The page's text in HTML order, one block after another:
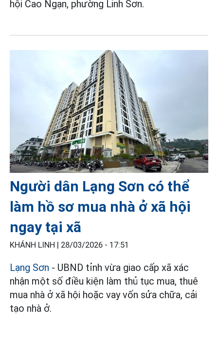
hội Cao Ngạn, phường Linh Sơn.
Người dân Lạng Sơn có thể
làm hồ sơ mua nhà ở xã hội
ngay tại xã
KHÁNH LINH | 28/03/2026 - 17:51
Lạng Sơn - UBND tỉnh vừa giao cấp xã xác
nhận một số điều kiện làm thủ tục mua, thuê
mua nhà ở xã hội hoặc vay vốn sửa chữa, cải
tạo nhà ở.